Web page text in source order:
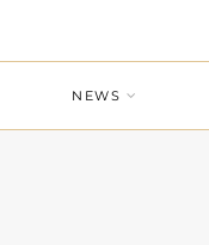
NEWS